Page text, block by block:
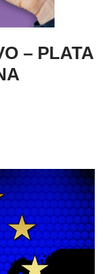
– PLATA